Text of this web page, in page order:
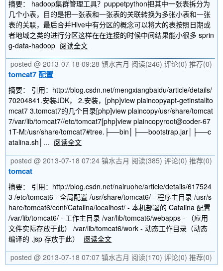
摘要： hadoop集群管理工具？puppetpython把其中一张表拆分为
几个小表，目的是把一张表和一张表的关联转换为多张小表和一张
表的关联，最后合并Hive中有分区的概念可以将大的表按照日期或
者地域之类的进行分区这样在在连接的时候中间结果能小很多 sprin
g-data-hadoop 阅读全文
posted @ 2013-07-18 09:28 镇水古月 阅读(246) 评论(0) 推荐(0)
tomcat7 配置
摘要： 引用：http://blog.csdn.net/mengxiangbaidu/article/details/
70204841.安装JDK， 2.安装，[php]view plaincopyapt-getinstallto
mcat7 3.tomcat7的几个目录[php]view plaincopy/usr/share/tomcat
7/var/lib/tomcat7//etc/tomcat7[php]view plaincopyroot@coder-67
1T-M:/usr/share/tomcat7#tree.├──bin│├──bootstrap.jar│├──c
atalina.sh│... 阅读全文
posted @ 2013-07-18 07:24 镇水古月 阅读(385) 评论(0) 推荐(0)
tomcat
摘要： 引用：http://blog.csdn.net/nairuohe/article/details/617524
3 /etc/tomcat6 - 全局配置 /usr/share/tomcat6/ - 程序主目录 /usr/s
hare/tomcat6/conf/Catalina/localhost/ - 本机部署的 Catalina 配置
/var/lib/tomcat6/ - 工作主目录 /var/lib/tomcat6/webapps - （应用
文件实际存放于此） /var/lib/tomcat6/work - 动态工作目录（动态
编译的 .jsp 存放于此）
阅读全文
posted @ 2013-07-18 07:07 镇水古月 阅读(170) 评论(0) 推荐(0)